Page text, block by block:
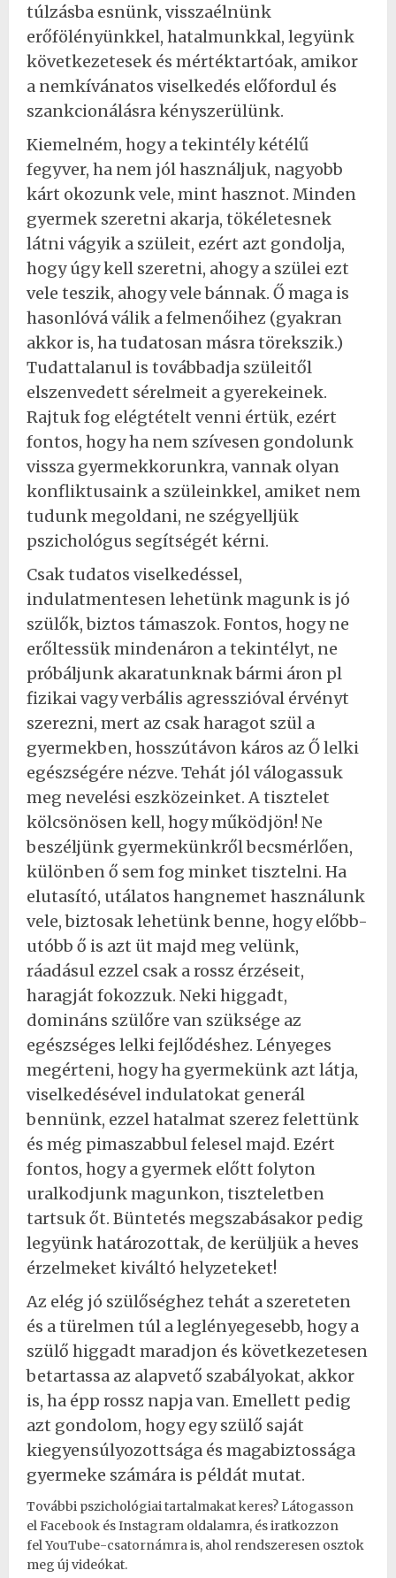
túlzásba esnünk, visszaélnünk
erőfölényünkkel, hatalmunkkal, legyünk
következetesek és mértéktartóak, amikor
a nemkívánatos viselkedés előfordul és
szankcionálásra kényszerülünk.
Kiemelném, hogy a tekintély kétélű
fegyver, ha nem jól használjuk, nagyobb
kárt okozunk vele, mint hasznot. Minden
gyermek szeretni akarja, tökéletesnek
látni vágyik a szüleit, ezért azt gondolja,
hogy úgy kell szeretni, ahogy a szülei ezt
vele teszik, ahogy vele bánnak. Ő maga is
hasonlóvá válik a felmenőihez (gyakran
akkor is, ha tudatosan másra törekszik.)
Tudattalanul is továbbadja szüleitől
elszenvedett sérelmeit a gyerekeinek.
Rajtuk fog elégtételt venni értük, ezért
fontos, hogy ha nem szívesen gondolunk
vissza gyermekkorunkra, vannak olyan
konfliktusaink a szüleinkkel, amiket nem
tudunk megoldani, ne szégyelljük
pszichológus segítségét kérni.
Csak tudatos viselkedéssel,
indulatmentesen lehetünk magunk is jó
szülők, biztos támaszok. Fontos, hogy ne
erőltessük mindenáron a tekintélyt, ne
próbáljunk akaratunknak bármi áron pl
fizikai vagy verbális agresszióval érvényt
szerezni, mert az csak haragot szül a
gyermekben, hosszútávon káros az Ő lelki
egészségére nézve. Tehát jól válogassuk
meg nevelési eszközeinket. A tisztelet
kölcsönösen kell, hogy működjön! Ne
beszéljünk gyermekünkről becsmérlően,
különben ő sem fog minket tisztelni. Ha
elutasító, utálatos hangnemet használunk
vele, biztosak lehetünk benne, hogy előbb-
utóbb ő is azt üt majd meg velünk,
ráadásul ezzel csak a rossz érzéseit,
haragját fokozzuk. Neki higgadt,
domináns szülőre van szüksége az
egészséges lelki fejlődéshez. Lényeges
megérteni, hogy ha gyermekünk azt látja,
viselkedésével indulatokat generál
bennünk, ezzel hatalmat szerez felettünk
és még pimaszabbul felesel majd. Ezért
fontos, hogy a gyermek előtt folyton
uralkodjunk magunkon, tiszteletben
tartsuk őt. Büntetés megszabásakor pedig
legyünk határozottak, de kerüljük a heves
érzelmeket kiváltó helyzeteket!
Az elég jó szülőséghez tehát a szereteten
és a türelmen túl a leglényegesebb, hogy a
szülő higgadt maradjon és következetesen
betartassa az alapvető szabályokat, akkor
is, ha épp rossz napja van. Emellett pedig
azt gondolom, hogy egy szülő saját
kiegyensúlyozottsága és magabiztossága
gyermeke számára is példát mutat.
További pszichológiai tartalmakat keres? Látogasson
elFacebook ésInstagram oldalamra, és iratkozzon
felYouTube-csatornámrais, ahol rendszeresen osztok
meg új videókat.